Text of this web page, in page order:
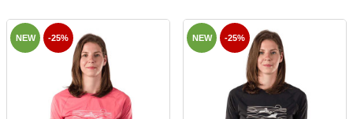
NEW -25% NEW -25%